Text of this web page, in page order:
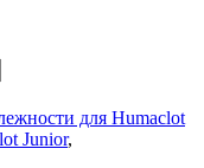
для Humaclot
Junior,